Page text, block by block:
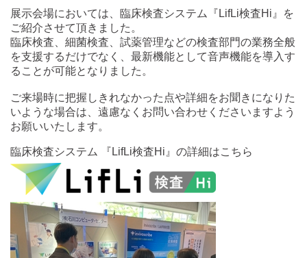
展示会場においては、臨床検査システム『LifLi検査Hi』を
ご紹介させて頂きました。
臨床検査、細菌検査、試薬管理などの検査部門の業務全般
を支援するだけでなく、最新機能として音声機能を導入す
ることが可能となりました。
ご来場時に把握しきれなかった点や詳細をお聞きになりた
いような場合は、遠慮なくお問い合わせくださいますよう
お願いいたします。
臨床検査システム 『LifLi検査Hi』の詳細はこちら